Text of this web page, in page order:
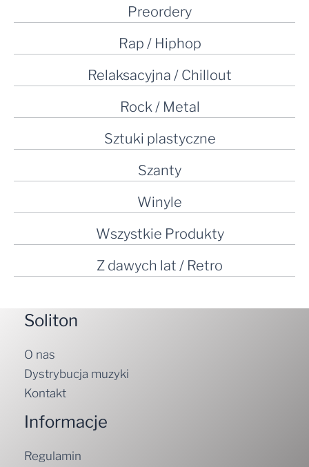
Preordery
Rap / Hiphop
Relaksacyjna / Chillout
Rock / Metal
Sztuki plastyczne
Szanty
Winyle
Wszystkie Produkty
Z dawych lat / Retro
Soliton
O nas
Dystrybucja muzyki
Kontakt
Informacje
Regulamin